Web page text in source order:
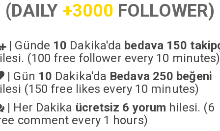
(DAILY +3000 FOLLOWER)
| Günde 10 Dakika'da bedava 150
(100 free follower every 10 minutes)
| Gün 10 Dakika'da Bedava 250 beğeni
(150 free likes every 10 minutes)
| Her Dakika ücretsiz 6 yorum hilesi. (6
comment every 1 hours)